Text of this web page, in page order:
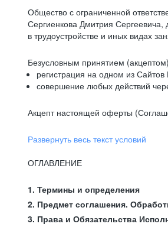
Общество с ограниченной
Сергиенкова Дмитрия
в трудоустройстве и иных видах
Безусловным принятием
регистрация на одном из
совершение любых действий
Акцепт настоящей оферты
Развернуть весь текст условий
ОГЛАВЛЕНИЕ
1. Термины и определения
2. Предмет соглашения.
3. Права и Обязательства